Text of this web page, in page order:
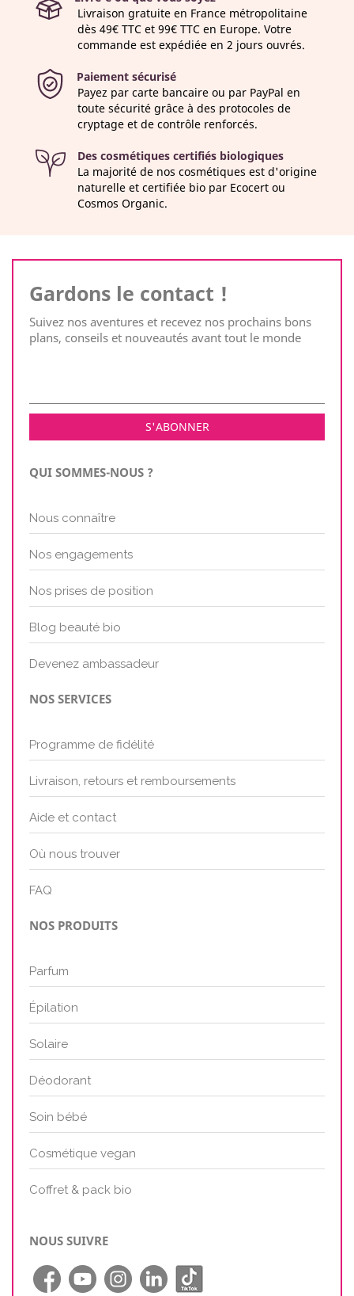
Livraison gratuite en France métropolitaine
dès 49€ TTC et 99€ TTC en Europe. Votre
commande est expédiée en 2 jours ouvrés.
Paiement sécurisé
Payez par carte bancaire ou par PayPal en
toute sécurité grâce à des protocoles de
cryptage et de contrôle renforcés.
Des cosmétiques certifiés biologiques
La majorité de nos cosmétiques est d'origine
naturelle et certifiée bio par Ecocert ou
Cosmos Organic.
Gardons le contact !
Suivez nos aventures et recevez nos prochains bons
plans, conseils et nouveautés avant tout le monde
QUI SOMMES-NOUS ?
Nous connaître
Nos engagements
Nos prises de position
Blog beauté bio
Devenez ambassadeur
NOS SERVICES
Programme de fidélité
Livraison, retours et remboursements
Aide et contact
Où nous trouver
FAQ
NOS PRODUITS
Parfum
Épilation
Solaire
Déodorant
Soin bébé
Cosmétique vegan
Coffret & pack bio
NOUS SUIVRE